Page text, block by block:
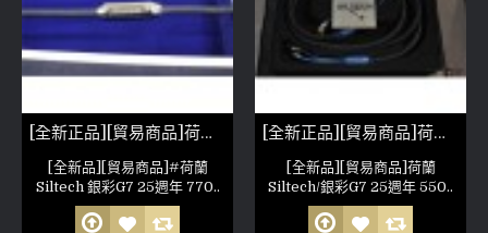
[全新正品][貿易商品]荷蘭Siltech 銀彩G7 25週年 770i XLR線
[全新品][貿易商品]#荷蘭
Siltech 銀彩G7 25週年 770..
[全新正品][貿易商品]荷蘭 Siltech/銀彩G7 25週年 550L 喇叭線
[全新品][貿易商品]荷蘭
Siltech/銀彩G7 25週年 550..